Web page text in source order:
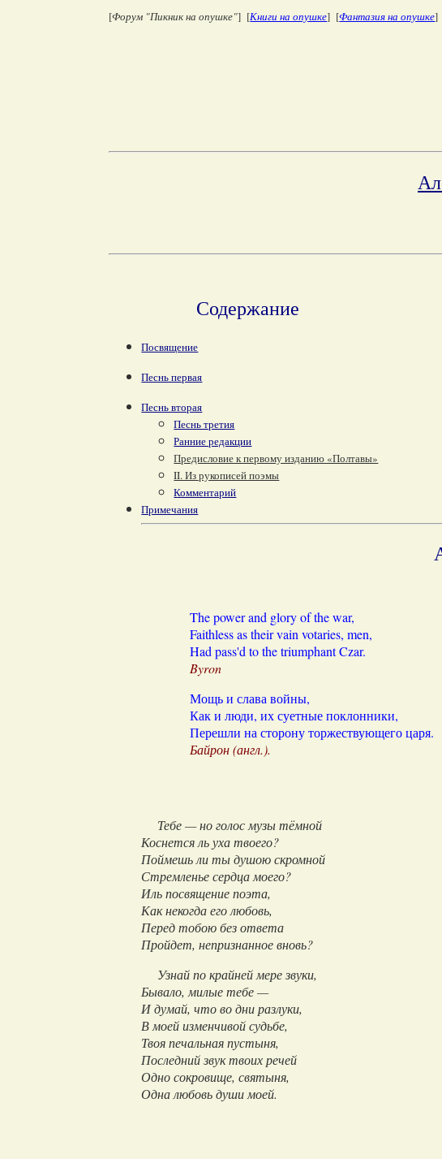
[Форум "Пикник на опушке"] [Книги на опушке] [Фантазия на опушке]
Содержание
Посвящение
Песнь первая
Песнь вторая
Песнь третия
Ранние редакции
Предисловие к первому изданию «Полтавы»
II. Из рукописей поэмы
Комментарий
Примечания
The power and glory of the war,
Faithless as their vain votaries, men,
Had pass'd to the triumphant Czar.
Byron
Мощь и слава войны,
Как и люди, их суетные поклонники,
Перешли на сторону торжествующего царя.
Байрон(англ.).
Тебе — но голос музы тёмной
Коснется ль уха твоего?
Поймешь ли ты душою скромной
Стремленье сердца моего?
Иль посвящение поэта,
Как некогда его любовь,
Перед тобою без ответа
Пройдет, непризнанное вновь?
Узнай по крайней мере звуки,
Бывало, милые тебе —
И думай, что во дни разлуки,
В моей изменчивой судьбе,
Твоя печальная пустыня,
Последний звук твоих речей
Одно сокровище, святыня,
Одна любовь души моей.